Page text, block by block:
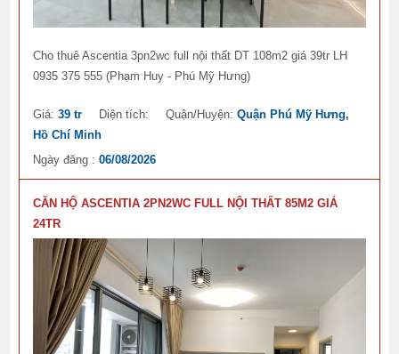
Cho thuê Ascentia 3pn2wc full nội thất DT 108m2 giá 39tr LH
0935 375 555 (Phạm Huy - Phú Mỹ Hưng)
Giá:39 tr Diện tích: Quận/Huyện:Quận Phú Mỹ Hưng,
Hồ Chí Minh
Ngày đăng :06/08/2026
CĂN HỘ ASCENTIA 2PN2WC FULL NỘI THẤT 85M2 GIÁ
24TR